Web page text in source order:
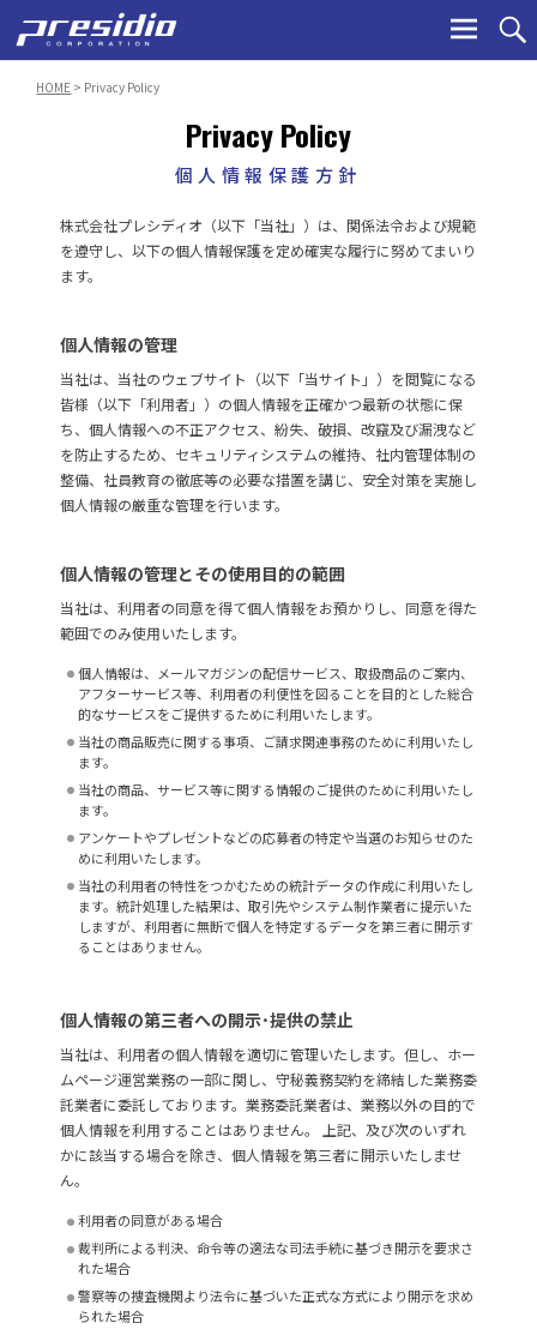
to
HOME > Privacy Policy
Privacy Policy
個人情報保護方針
株式会社プレシディオ（以下「当社」）は、関係法令および規範
を遵守し、以下の個人情報保護を定め確実な履行に努めてまいり
ます。
個人情報の管理
当社は、当社のウェブサイト（以下「当サイト」）を閲覧になる
皆様（以下「利用者」）の個人情報を正確かつ最新の状態に保
ち、個人情報への不正アクセス、紛失、破損、改竄及び漏洩など
を防止するため、セキュリティシステムの維持、社内管理体制の
整備、社員教育の徹底等の必要な措置を講じ、安全対策を実施し
個人情報の厳重な管理を行います。
個人情報の管理とその使用目的の範囲
当社は、利用者の同意を得て個人情報をお預かりし、同意を得た
範囲でのみ使用いたします。
個人情報は、メールマガジンの配信サービス、取扱商品のご案内、
アフターサービス等、利用者の利便性を図ることを目的とした総合
的なサービスをご提供するために利用いたします。
当社の商品販売に関する事項、ご請求関連事務のために利用いたし
ます。
当社の商品、サービス等に関する情報のご提供のために利用いたし
ます。
アンケートやプレゼントなどの応募者の特定や当選のお知らせのた
めに利用いたします。
当社の利用者の特性をつかむための統計データの作成に利用いたし
ます。統計処理した結果は、取引先やシステム制作業者に提示いた
しますが、利用者に無断で個人を特定するデータを第三者に開示す
ることはありません。
個人情報の第三者への開示･提供の禁止
当社は、利用者の個人情報を適切に管理いたします。但し、ホー
ムページ運営業務の一部に関し、守秘義務契約を締結した業務委
託業者に委託しております。業務委託業者は、業務以外の目的で
個人情報を利用することはありません。 上記、及び次のいずれ
かに該当する場合を除き、個人情報を第三者に開示いたしませ
ん。
利用者の同意がある場合
裁判所による判決、命令等の適法な司法手続に基づき開示を要求さ
れた場合
警察等の捜査機関より法令に基づいた正式な方式により開示を求め
られた場合